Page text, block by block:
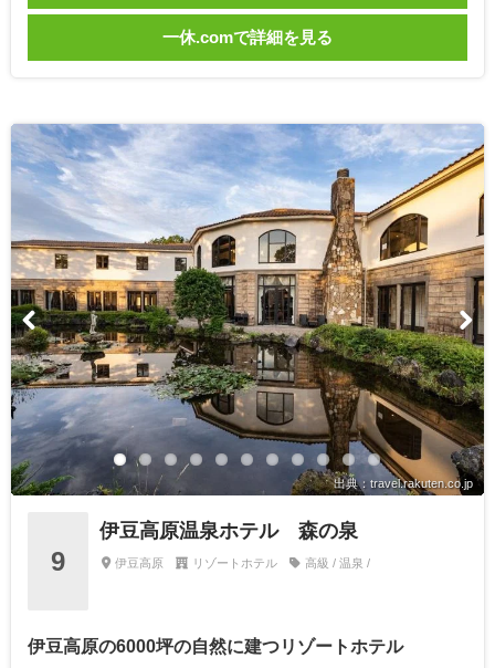
一休.comで詳細を見る
出典：travel.rakuten.co.jp
9
伊豆高原温泉ホテル 森の泉
伊豆高原 リゾートホテル 高級 / 温泉 /
伊豆高原の6000坪の自然に建つリゾートホテル